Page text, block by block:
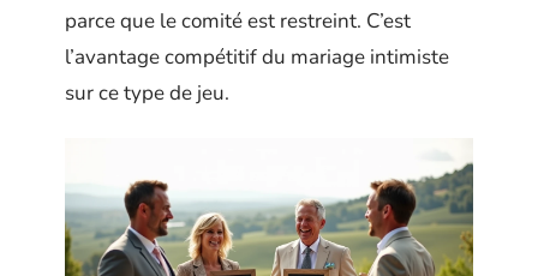
parce que le comité est restreint. C’est
l’avantage compétitif du mariage intimiste
sur ce type de jeu.